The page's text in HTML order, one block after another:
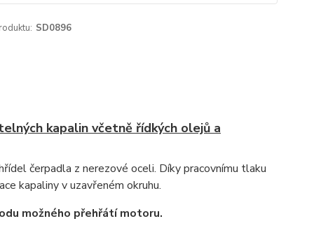
SD0896
kapalin včetně řídkých olejů a
čerpadla z nerezové oceli. Díky pracovnímu tlaku
kapaliny v uzavřeném okruhu.
možného přehřátí motoru.